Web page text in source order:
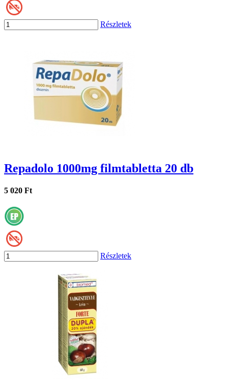
Részletek
Repadolo 1000mg filmtabletta 20 db
5 020 Ft
Részletek